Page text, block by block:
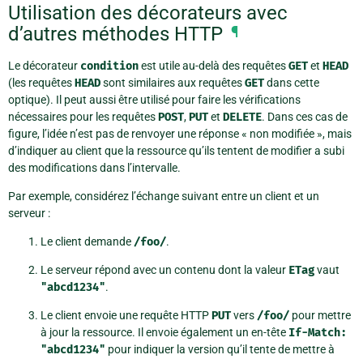
Utilisation des décorateurs avec
d’autres méthodes HTTP ¶
Le décorateur conditionest utile au-delà des requêtesGETet HEAD
(les requêtesHEADsont similaires aux requêtesGETdans cette
optique). Il peut aussi être utilisé pour faire les vérifications
nécessaires pour les requêtesPOST,PUTet DELETE. Dans ces cas de
figure, l’idée n’est pas de renvoyer une réponse « non modifiée », mais
d’indiquer au client que la ressource qu’ils tentent de modifier a subi
des modifications dans l’intervalle.
Par exemple, considérez l’échange suivant entre un client et un
serveur :
Le client demande /foo/.
Le serveur répond avec un contenu dont la valeur ETagvaut
"abcd1234".
Le client envoie une requête HTTPPUTvers /foo/ pour mettre
à jour la ressource. Il envoie également un en-tête If-Match:
"abcd1234" pour indiquer la version qu’il tente de mettre à